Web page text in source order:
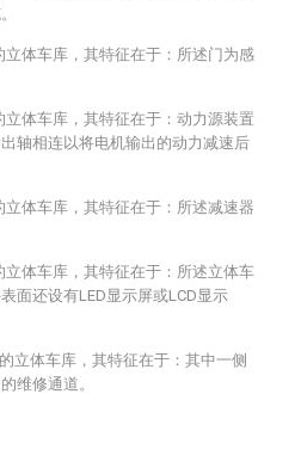
立体车库，其特征在于：所述门为感
立体车库，其特征在于：动力源装置
轴相连以将电机输出的动力减速后
立体车库，其特征在于：所述减速器
立体车库，其特征在于：所述立体车
面还设有LED显示屏或LCD显示
立体车库，其特征在于：其中一侧
维修通道。